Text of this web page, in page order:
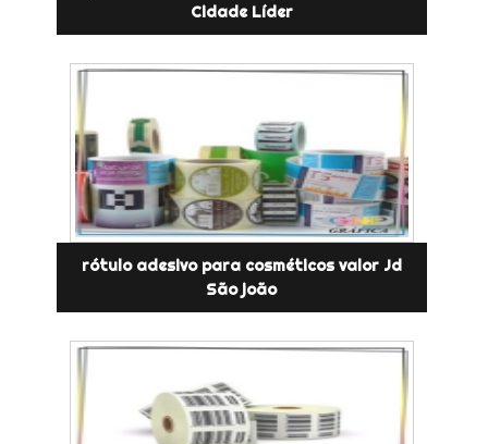
Cidade Líder
rótulo adesivo para cosméticos valor Jd
São joão